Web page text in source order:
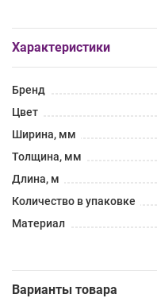
Характеристики
Бренд
Цвет
Ширина, мм
Толщина, мм
Длина, м
Количество в упаковке
Материал
Варианты товара